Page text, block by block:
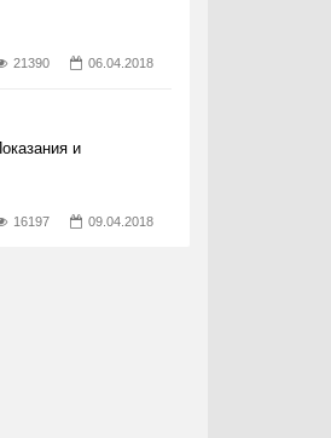
21390 06.04.2018
и
16197 09.04.2018